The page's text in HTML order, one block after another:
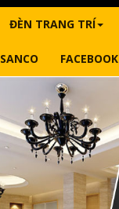
ĐÈN TRANG TRÍ
FACEBOOK